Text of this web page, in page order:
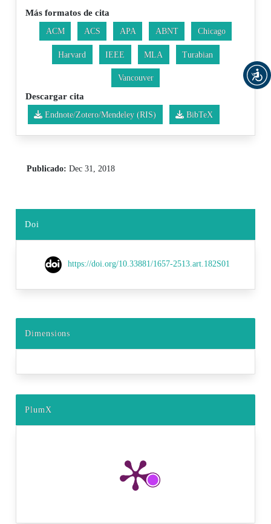
Más formatos de cita
ACM ACS APA ABNT Chicago
Harvard IEEE MLA Turabian
Vancouver
Descargar cita
Endnote/Zotero/Mendeley (RIS) BibTeX
Publicado: Dec 31, 2018
Doi
https://doi.org/10.33881/1657-2513.art.182S01
Dimensions
PlumX